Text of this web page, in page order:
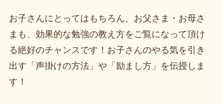
お子さんにとってはもちろん、お父さま・お母さ
まも、効果的な勉強の教え方をご覧になって頂け
る絶好のチャンスです！お子さんのやる気を引き
出す「声掛けの方法」や「励まし方」を伝授しま
す！